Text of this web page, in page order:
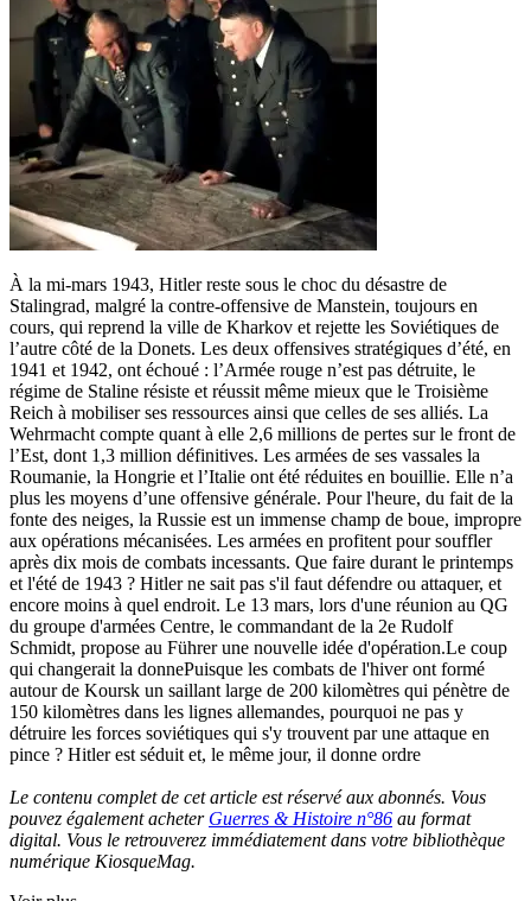
À la mi-mars 1943, Hitler reste sous le choc du désastre de
Stalingrad, malgré la contre-offensive de Manstein, toujours en
cours, qui reprend la ville de Kharkov et rejette les Soviétiques de
l’autre côté de la Donets. Les deux offensives stratégiques d’été, en
1941 et 1942, ont échoué : l’Armée rouge n’est pas détruite, le
régime de Staline résiste et réussit même mieux que le Troisième
Reich à mobiliser ses ressources ainsi que celles de ses alliés. La
Wehrmacht compte quant à elle 2,6 millions de pertes sur le front de
l’Est, dont 1,3 million définitives. Les armées de ses vassales la
Roumanie, la Hongrie et l’Italie ont été réduites en bouillie. Elle n’a
plus les moyens d’une offensive générale. Pour l'heure, du fait de la
fonte des neiges, la Russie est un immense champ de boue, impropre
aux opérations mécanisées. Les armées en profitent pour souffler
après dix mois de combats incessants. Que faire durant le printemps
et l'été de 1943 ? Hitler ne sait pas s'il faut défendre ou attaquer, et
encore moins à quel endroit. Le 13 mars, lors d'une réunion au QG
du groupe d'armées Centre, le commandant de la 2e Rudolf
Schmidt, propose au Führer une nouvelle idée d'opération.Le coup
qui changerait la donnePuisque les combats de l'hiver ont formé
autour de Koursk un saillant large de 200 kilomètres qui pénètre de
150 kilomètres dans les lignes allemandes, pourquoi ne pas y
détruire les forces soviétiques qui s'y trouvent par une attaque en
pince ? Hitler est séduit et, le même jour, il donne ordre
Le contenu complet de cet article est réservé aux abonnés. Vous
pouvez également acheter Guerres & Histoire n°86 au format
digital. Vous le retrouverez immédiatement dans votre bibliothèque
numérique KiosqueMag.